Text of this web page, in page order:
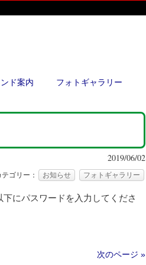
ド案内 フォトギャラリー
2019/06/02
テゴリー： お知らせ フォトギャラリー
にパスワードを入力してくださ
次のページ »